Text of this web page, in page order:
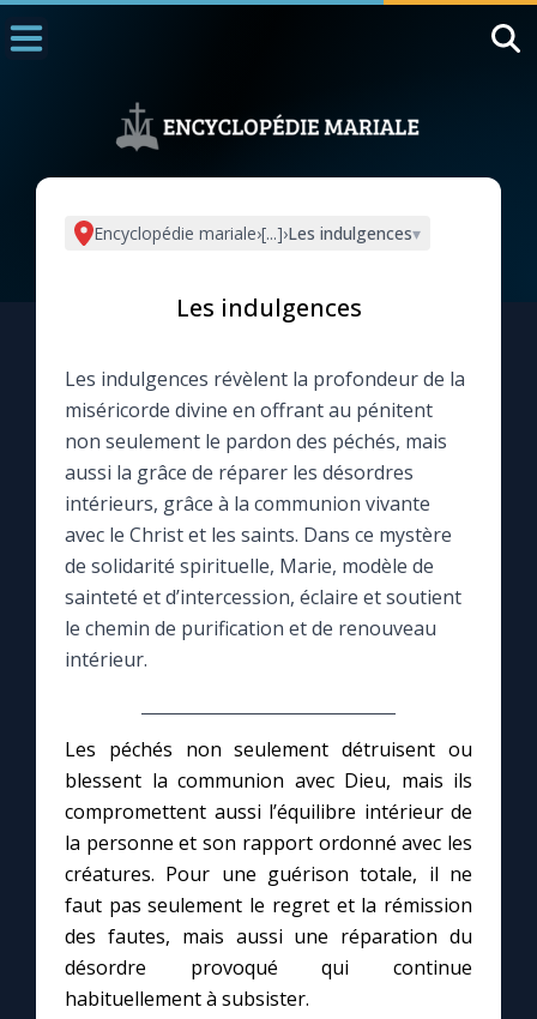
L'actualité de la semaine
La chaîne Youtube
La newsletter
La vidéo de la semaine
Le compte Tiktok
Le magazine
Questions-réponses
Prier au quotidien
Avec Thérèse de Lisieux
L'Évangile chaque jour
Encyclopédie mariale›[...]›Les indulgences▾
Les indulgences
Les indulgences révèlent la profondeur de la
miséricorde divine en offrant au pénitent
non seulement le pardon des péchés, mais
aussi la grâce de réparer les désordres
intérieurs, grâce à la communion vivante
avec le Christ et les saints. Dans ce mystère
de solidarité spirituelle, Marie, modèle de
sainteté et d’intercession, éclaire et soutient
le chemin de purification et de renouveau
intérieur.
Les péchés non seulement détruisent ou
blessent la communion avec Dieu, mais ils
compromettent aussi l’équilibre intérieur de
la personne et son rapport ordonné avec les
créatures. Pour une guérison totale, il ne
faut pas seulement le regret et la rémission
des fautes, mais aussi une réparation du
désordre provoqué qui continue
habituellement à subsister.